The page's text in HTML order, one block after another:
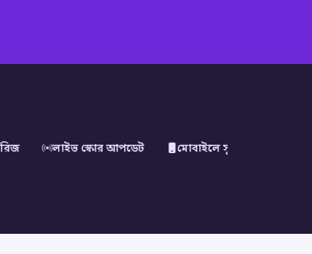
লাইভ স্কোর আপডেট মোবাইলে সূচি দেখুন